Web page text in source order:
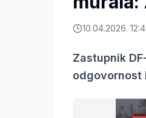
10.04.2026.
Zastupnik
odgovornost